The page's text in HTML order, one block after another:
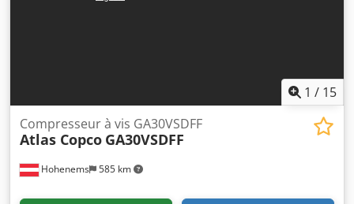
1 / 15
Hohenems 585 km
Compresseur à vis GA30VSDFF
Atlas Copco GA30VSDFF